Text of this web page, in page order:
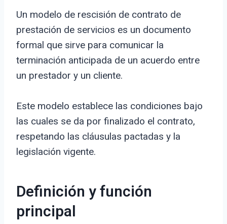
Un modelo de rescisión de contrato de
prestación de servicios es un documento
formal que sirve para comunicar la
terminación anticipada de un acuerdo entre
un prestador y un cliente.
Este modelo establece las condiciones bajo
las cuales se da por finalizado el contrato,
respetando las cláusulas pactadas y la
legislación vigente.
Definición y función
principal